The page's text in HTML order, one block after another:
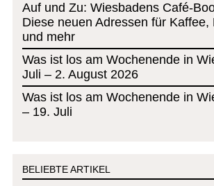
Auf und Zu: Wiesbadens Café-
Diese neuen Adressen für Kaffee,
und mehr
Was ist los am Wochenende in
Juli – 2. August 2026
Was ist los am Wochenende in
– 19. Juli
BELIEBTE ARTIKEL